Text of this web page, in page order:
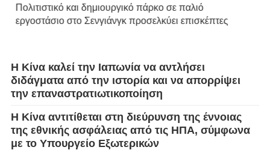
Πολιτιστικό και δημιουργικό πάρκο σε παλιό
εργοστάσιο στο Σενγιάνγκ προσελκύει επισκέπτες
Η Κίνα καλεί την Ιαπωνία να αντλήσει
διδάγματα από την ιστορία και να απορρίψει
την επαναστρατιωτικοποίηση
Η Κίνα αντιτίθεται στη διεύρυνση της έννοιας
της εθνικής ασφάλειας από τις ΗΠΑ, σύμφωνα
με το Υπουργείο Εξωτερικών